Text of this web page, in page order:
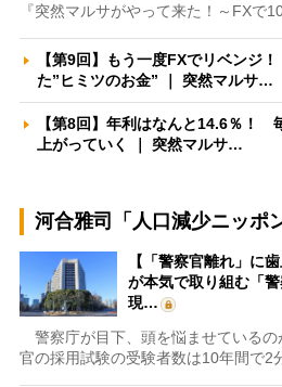
『突然マルサがやって来た！～FXで
【第9回】もう一度FXでリベンジ
た”ヒミツのお金” ｜ 突然マルサ…
【第8回】年利はなんと14.6％！
上がっていく ｜ 突然マルサ…
河合雅司「人口減少ニッポ
【「警察官離れ」に
が本気で取り組む「
現…
警察庁が目下、頭を悩ませているの
官の採用試験の受験者数は10年間で2